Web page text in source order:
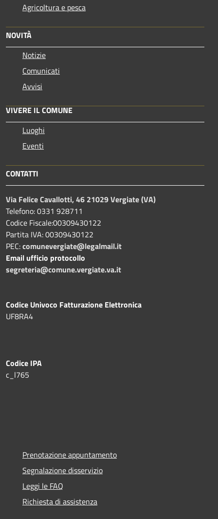
Agricoltura e pesca
NOVITÀ
Notizie
Comunicati
Avvisi
VIVERE IL COMUNE
Luoghi
Eventi
CONTATTI
Via Felice Cavallotti, 46 21029 Vergiate (VA)
Telefono: 0331 928711
Codice Fiscale:00309430122
Partita IVA: 00309430122
PEC:comunevergiate@legalmail.it
Email ufficio protocollo
segreteria@comune.vergiate.va.it
Codice Univoco Fatturazione Elettronica
UF8RA4
Codice IPA
c_l765
Prenotazione appuntamento
Segnalazione disservizio
Leggi le FAQ
Richiesta di assistenza